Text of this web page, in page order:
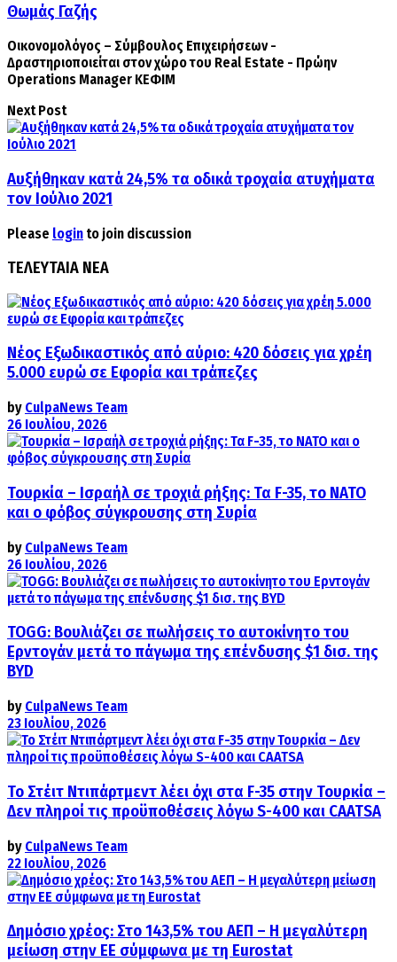
Θωμάς Γαζής
Οικονομολόγος – Σύμβουλος Επιχειρήσεων -
Δραστηριοποιείται στον χώρο του Real Estate - Πρώην
Operations Manager ΚΕΦΙΜ
Next Post
Αυξήθηκαν κατά 24,5% τα οδικά τροχαία ατυχήματα
τον Ιούλιο 2021
Please login to join discussion
ΤΕΛΕΥΤΑΙΑ ΝΕΑ
Νέος Εξωδικαστικός από αύριο: 420 δόσεις για χρέη
5.000 ευρώ σε Εφορία και τράπεζες
by CulpaNews Team
26 Ιουλίου, 2026
Τουρκία – Ισραήλ σε τροχιά ρήξης: Τα F-35, το ΝΑΤΟ
και ο φόβος σύγκρουσης στη Συρία
by CulpaNews Team
26 Ιουλίου, 2026
TOGG: Βουλιάζει σε πωλήσεις το αυτοκίνητο του
Ερντογάν μετά το πάγωμα της επένδυσης $1 δισ. της
BYD
by CulpaNews Team
23 Ιουλίου, 2026
Το Στέιτ Ντιπάρτμεντ λέει όχι στα F-35 στην Τουρκία –
Δεν πληροί τις προϋποθέσεις λόγω S-400 και CAATSA
by CulpaNews Team
22 Ιουλίου, 2026
Δημόσιο χρέος: Στο 143,5% του ΑΕΠ – Η μεγαλύτερη
μείωση στην ΕΕ σύμφωνα με τη Eurostat